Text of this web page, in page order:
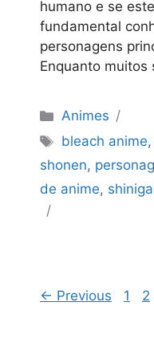
humano e se
fundamental
personagens
Enquanto
Categorias
Animes
Tags
bleach anime,
shonen,
de anime,
← Previous Page
1 2